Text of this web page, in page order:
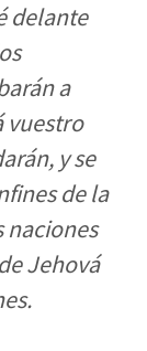
delante
a
vuestro
y se
de la
naciones
Jehová